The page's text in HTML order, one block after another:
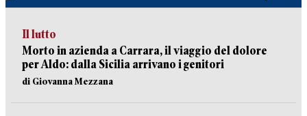
Il lutto
Morto in azienda a Carrara, il viaggio del dolore
per Aldo: dalla Sicilia arrivano i genitori
di Giovanna Mezzana